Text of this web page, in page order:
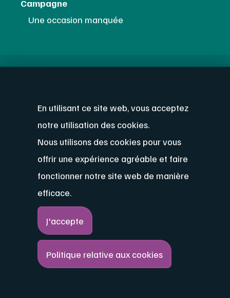
Campagne
Une occasion manquée
info@iefh.be
iefh.be
Place Victor Horta, 40
1060 Bruxelles
Belgique
Déclaration d'accessibilité Politique relative aux cookies
En utilisant ce site web, vous acceptez
notre utilisation des cookies.
Nous utilisons des cookies pour vous
offrir une expérience agréable et faire
fonctionner notre site web de manière
efficace.
J'accepte
Politique relative aux cookies